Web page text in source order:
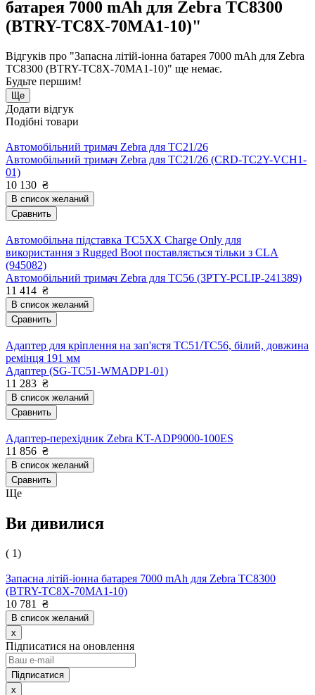
батарея 7000 mAh для Zebra TC8300
(BTRY-TC8X-70MA1-10)"
Відгуків про "Запасна літій-іонна батарея 7000 mAh для Zebra
TC8300 (BTRY-TC8X-70MA1-10)" ще немає.
Будьте першим!
Ще
Додати відгук
Подібні товари
Автомобільний тримач Zebra для TC21/26
Автомобільний тримач Zebra для TC21/26 (CRD-TC2Y-VCH1-
01)
10 130 ₴
В список желаний
Сравнить
Автомобільна підставка TC5XX Charge Only для
використання з Rugged Boot поставляється тільки з CLA
(945082)
Автомобільний тримач Zebra для TC56 (3PTY-PCLIP-241389)
11 414 ₴
В список желаний
Сравнить
Адаптер для кріплення на зап'ястя TC51/TC56, білий, довжина
ремінця 191 мм
Адаптер (SG-TC51-WMADP1-01)
11 283 ₴
В список желаний
Сравнить
Адаптер-перехідник Zebra KT-ADP9000-100ES
11 856 ₴
В список желаний
Сравнить
Ще
Ви дивилися
( 1)
Запасна літій-іонна батарея 7000 mAh для Zebra TC8300
(BTRY-TC8X-70MA1-10)
10 781
₴
В список желаний
x
Підписатися на оновлення
x